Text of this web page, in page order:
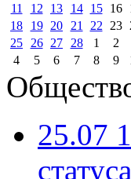
11 12 13 14 15 16
18
19 20 21 22 23
25
26 27 28 1 2
4
5 6 7 8 9
25.07